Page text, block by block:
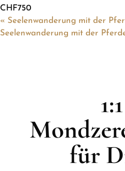
CHF750
« Seelenwanderung mit der
Seelenwanderung mit der
1:1
für